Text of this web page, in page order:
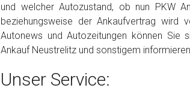
und welcher Autozustand, ob nun PKW
beziehungsweise der Ankaufvertrag wird
Autonews und Autozeitungen können Sie
Ankauf Neustrelitz und sonstigem
Unser Service: